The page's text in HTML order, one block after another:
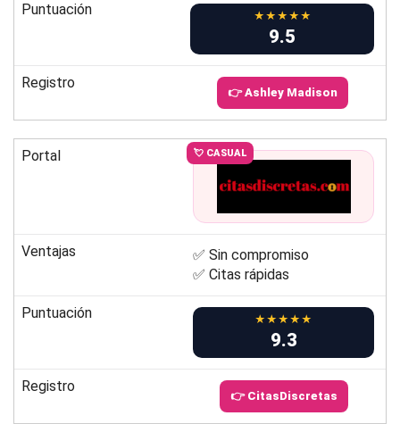
Puntuación ★★★★★
9.5
Registro
👉 Ashley Madison
Portal 💘 CASUAL
Ventajas
✅ Sin compromiso
✅ Citas rápidas
Puntuación ★★★★★
9.3
Registro
👉 CitasDiscretas